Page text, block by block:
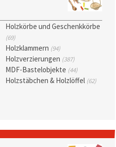
Holzkörbe und Geschenkkörbe
(69)
Holzklammern (94)
Holzverzierungen (387)
MDF-Bastelobjekte (44)
Holzstäbchen & Holzlöffel (62)